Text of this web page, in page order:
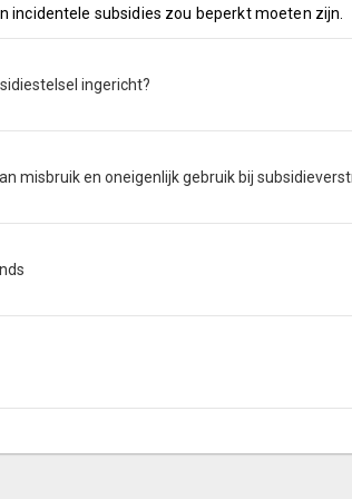
incidentele subsidies zou beperkt moeten zijn.
ingericht?
misbruik en oneigenlijk gebruik bij